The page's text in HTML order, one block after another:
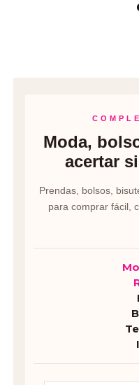
Moda,
acertar
Prendas, bolsos,
para comprar fácil,